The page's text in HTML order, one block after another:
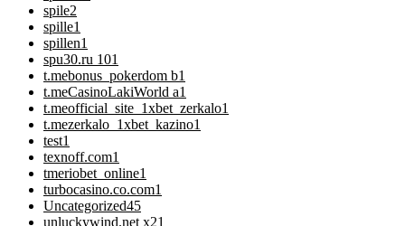
spile2
spille1
spillen1
spu30.ru 101
t.mebonus_pokerdom b1
t.meCasinoLakiWorld a1
t.meofficial_site_1xbet_zerkalo1
t.mezerkalo_1xbet_kazino1
test1
texnoff.com1
tmeriobet_online1
turbocasino.co.com1
Uncategorized45
unluckywind.net x21